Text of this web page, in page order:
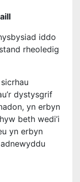
iddo
rheoledig
dystysgrif
yn erbyn
beth wedi’i
yn erbyn